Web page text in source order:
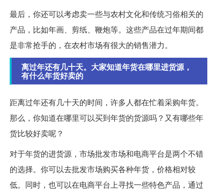
最后，你还可以考虑卖一些与农村文化和传统习俗相关的
产品，比如年画、剪纸、鞭炮等。这些产品在过年期间都
是非常抢手的，在农村市场有很大的销售潜力。
离过年还有几十天。大家知道年货在哪里进货源，
有什么年货好卖的
距离过年还有几十天的时间，许多人都在忙着采购年货。
那么，你知道在哪里可以买到年货的货源吗？又有哪些年
货比较好卖呢？
对于年货的进货源，市场批发市场和电商平台是两个不错
的选择。你可以去批发市场购买各种年货，价格相对较
低。同时，也可以在电商平台上寻找一些特色产品，通过